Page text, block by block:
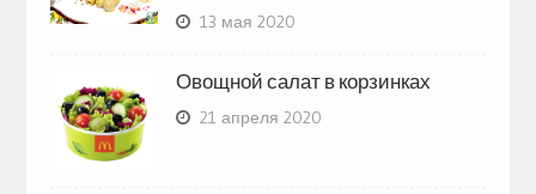
13 мая 2020
Овощной салат в корзинках
21 апреля 2020